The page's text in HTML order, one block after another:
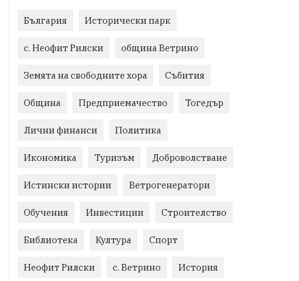
България Исторически парк
с. Неофит Рилски община Ветрино
Земята на свободните хора Събития
Община Предприемачество Тогедър
Лични финанси Политика
Икономика Туризъм Доброволстване
Истински истории Ветрогенератори
Обучения Инвестиции Строителство
Библиотека Култура Спорт
Неофит Рилски с. Ветрино История